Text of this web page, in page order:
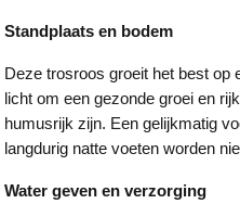
Standplaats en bodem
Deze trosroos groeit het best op
licht om een gezonde groei en
humusrijk zijn. Een gelijkmatig
langdurig natte voeten worden
Water geven en verzorging